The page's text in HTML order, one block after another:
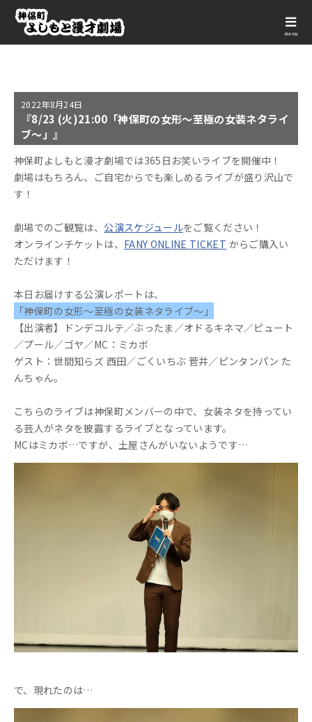
menu
2022年8月24日
『8/23 (火)21:00「神保町の女形～至極の女装ネタライ
ブ～」』
神保町よしもと漫才劇場では365日お笑いライブを開催中！
劇場はもちろん、ご自宅からでも楽しめるライブが盛り沢山で
す！
劇場でのご観覧は、 公演スケジュールをご覧ください！
オンラインチケットは、 FANY ONLINE TICKET からご購入い
ただけます！
本日お届けする公演レポートは、
「神保町の女形～至極の女装ネタライブ～」
【出演者】ドンデコルテ／ぶったま／オドるキネマ／ピュート
／プール／ゴヤ／MC：ミカボ
ゲスト：世間知らズ 西田／ごくいちぶ 菅井／ピンタンパン た
んちゃん。
こちらのライブは神保町メンバーの中で、女装ネタを持ってい
る芸人がネタを披露するライブとなっています。
MCはミカボ…ですが、土屋さんがいないようです…
で、現れたのは…